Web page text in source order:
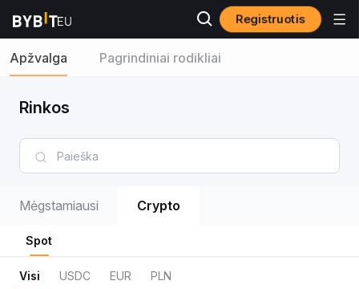
Registruotis
Apžvalga Pagrindiniai rodikliai
Rinkos
Mėgstamiausi Crypto
Spot
Visi USDC EUR PLN